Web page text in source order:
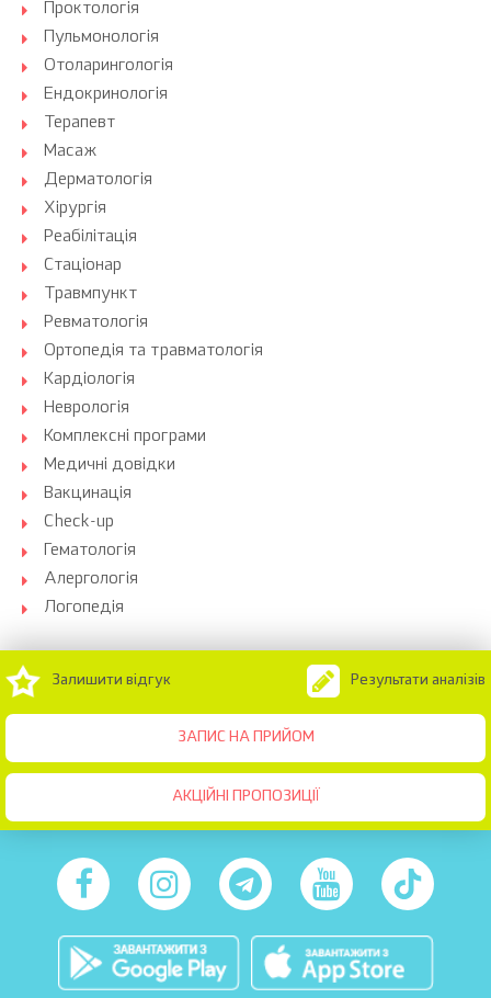
Проктологія
Пульмонологія
Отоларингологія
Ендокринологія
Терапевт
Масаж
Дерматологія
Хірургія
Реабілітація
Стаціонар
Травмпункт
Ревматологія
Ортопедія та травматологія
Кардіологія
Неврологія
Комплексні програми
Медичні довідки
Вакцинація
Check-up
Гематологія
Алергологія
Логопедія
ЗАПИС НА ПРИЙОМ
Залишити відгук Результати аналізів
АКЦІЙНІ ПРОПОЗИЦІЇ